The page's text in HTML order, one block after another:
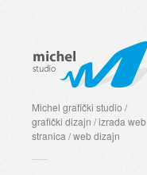
Michel grafički studio /
grafički dizajn / izrada web
stranica / web dizajn